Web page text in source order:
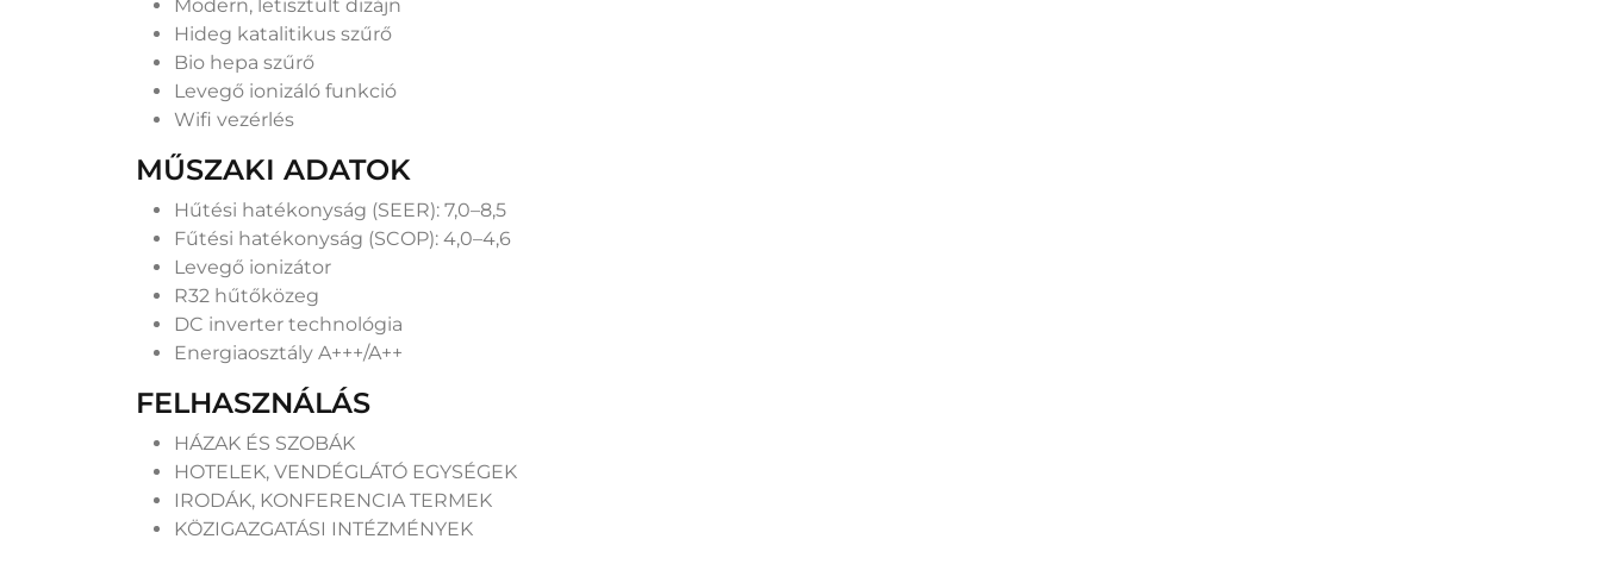
Modern, letisztult dizájn
Hideg katalitikus szűrő
Bio hepa szűrő
Levegő ionizáló funkció
Wifi vezérlés
MŰSZAKI ADATOK
Hűtési hatékonyság (SEER): 7,0–8,5
Fűtési hatékonyság (SCOP): 4,0–4,6
Levegő ionizátor
R32 hűtőközeg
DC inverter technológia
Energiaosztály A+++/A++
FELHASZNÁLÁS
HÁZAK ÉS SZOBÁK
HOTELEK, VENDÉGLÁTÓ EGYSÉGEK
IRODÁK, KONFERENCIA TERMEK
KÖZIGAZGATÁSI INTÉZMÉNYEK